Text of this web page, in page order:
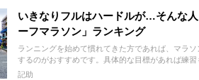
いきなりフルはハードルが…そんな
ーフマラソン」ランキング
ランニングを始めて慣れてきた方であれば、マラ
するのがおすすめです。具体的な目標があれば練習
記助